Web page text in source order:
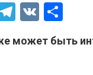
T
e
V
п
может быть